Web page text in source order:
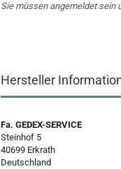
Sie müssen angemeldet sein
Hersteller
Fa. GEDEX-SERVICE
Steinhof 5
40699 Erkrath
Deutschland